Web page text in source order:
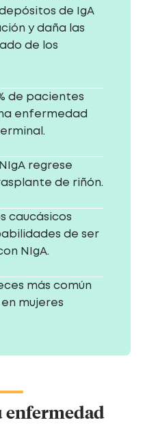
de IgA
y daña las
de los
de pacientes
enfermedad
regrese
de riñón.
caucásicos
de ser
NIgA.
más común
mujeres
enfermedad